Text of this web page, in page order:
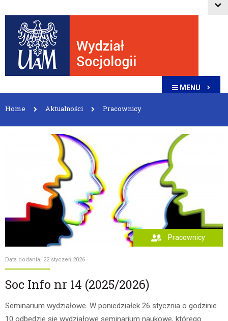
MENU
Home Aktualności Pracownicy
Pracownicy
Data dodania: 22 styczeń 2026
Soc Info nr 14 (2025/2026)
Seminarium wydziałowe. W poniedziałek 26 stycznia o godzinie
10 odbędzie się wydziałowe seminarium naukowe, którego